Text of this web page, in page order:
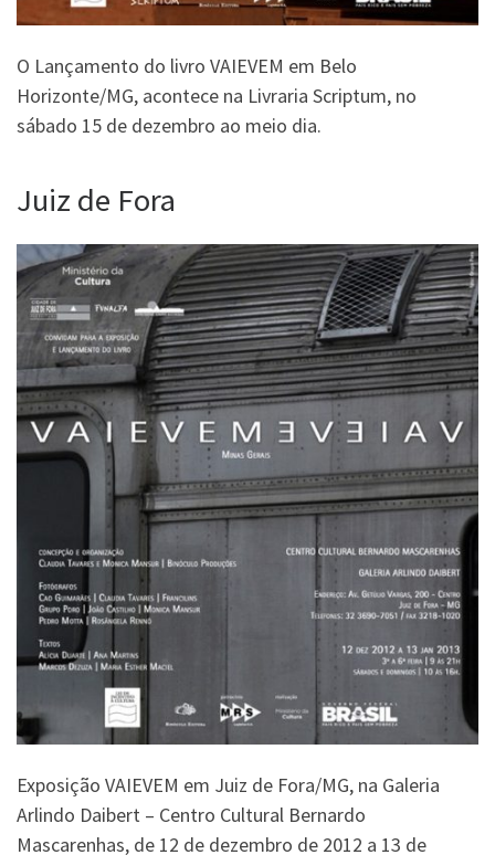
O Lançamento do livro VAIEVEM em Belo
Horizonte/MG, acontece na Livraria Scriptum, no
sábado 15 de dezembro ao meio dia.
Juiz de Fora
Exposição VAIEVEM em Juiz de Fora/MG, na Galeria
Arlindo Daibert – Centro Cultural Bernardo
Mascarenhas, de 12 de dezembro de 2012 a 13 de